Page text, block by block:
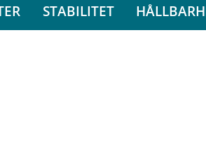
STABILITET